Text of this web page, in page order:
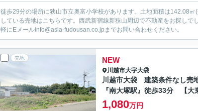
徒歩29分の場所に狭山市立奥富小学校があります。土地面積は142.08
している売地はこちらです。西武新宿線新狭山周辺で不動産をお探し
軽にEメールinfo@asia-fudousan.co.jpまでお問い合わせください。
売地 NEW
川越市大字大袋
川越市大袋 建築条件なし売
『南大塚駅』徒歩33分 【大
1,080万円